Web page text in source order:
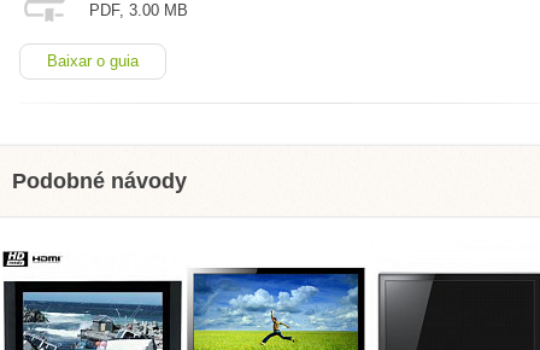
PDF, 3.00 MB
Baixar o guia
Podobné návody